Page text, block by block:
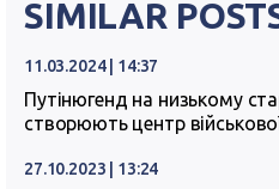
SIMILAR
11.03.2024 | 14:37
Путінюгенд на низькому
створюють центр
27.10.2023 | 13:24